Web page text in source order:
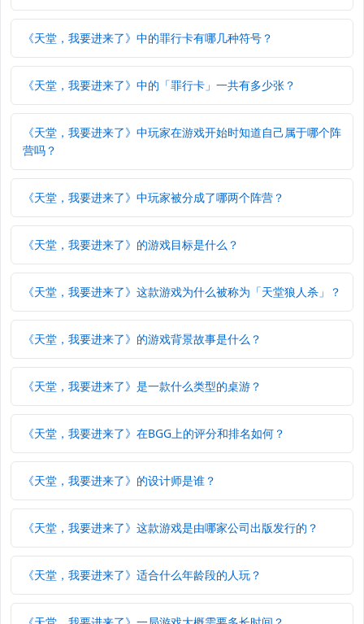
《天堂，我要进来了》中的罪行卡有哪几种符号？
《天堂，我要进来了》中的「罪行卡」一共有多少张？
《天堂，我要进来了》中玩家在游戏开始时知道自己属于哪个阵
营吗？
《天堂，我要进来了》中玩家被分成了哪两个阵营？
《天堂，我要进来了》的游戏目标是什么？
《天堂，我要进来了》这款游戏为什么被称为「天堂狼人杀」？
《天堂，我要进来了》的游戏背景故事是什么？
《天堂，我要进来了》是一款什么类型的桌游？
《天堂，我要进来了》在BGG上的评分和排名如何？
《天堂，我要进来了》的设计师是谁？
《天堂，我要进来了》这款游戏是由哪家公司出版发行的？
《天堂，我要进来了》适合什么年龄段的人玩？